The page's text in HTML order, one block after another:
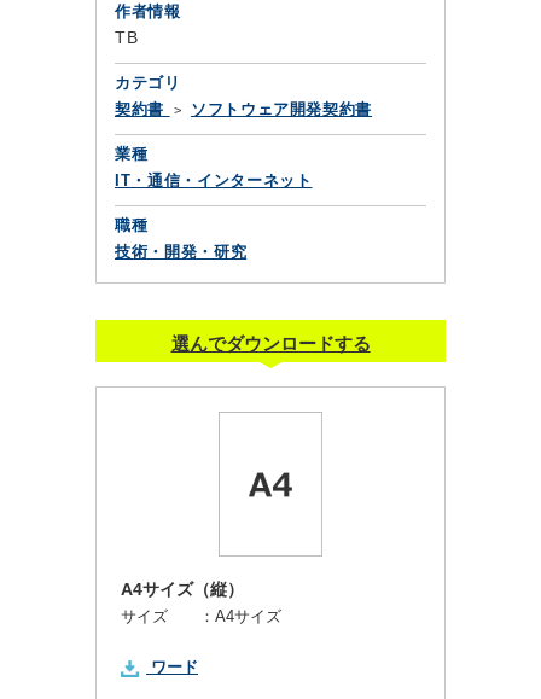
作者情報
TB
カテゴリ
契約書
ソフトウェア開発契約書
業種
IT・通信・インターネット
職種
技術・開発・研究
選んでダウンロードする
A4サイズ（縦）
サイズ ： A4サイズ
ワード